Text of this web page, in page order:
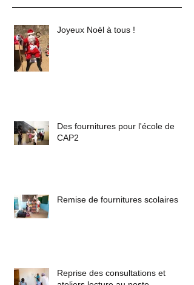
Joyeux Noël à tous !
Des fournitures pour l'école de
CAP2
Remise de fournitures scolaires
Reprise des consultations et